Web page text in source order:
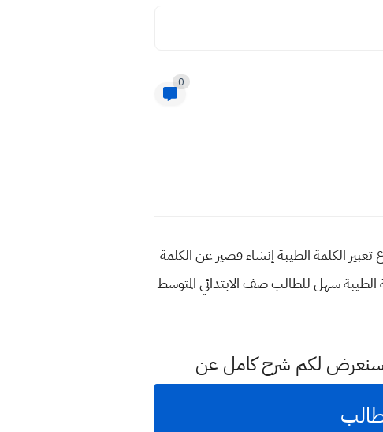
0
تعبير الكلمة الطيبة إنشاء قصير عن الكلمة
الطيبة سهل للطالب صف الابتدائي المتوسط
سنعرض لكم شرح كامل عن